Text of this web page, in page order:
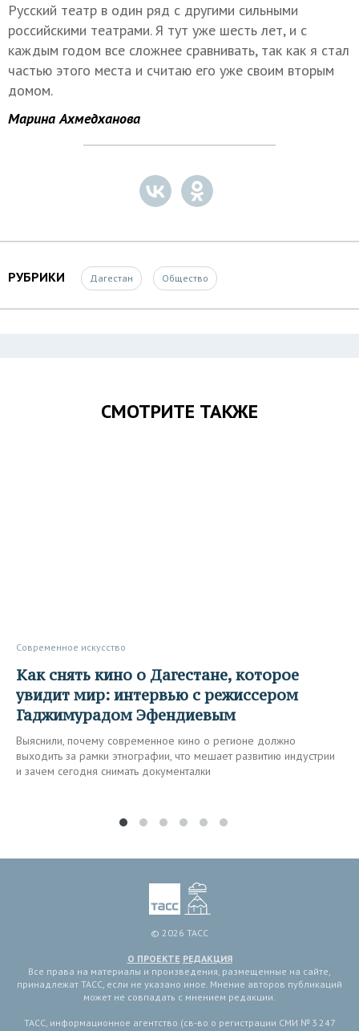
Русский театр в один ряд с другими сильными
российскими театрами. Я тут уже шесть лет, и с
каждым годом все сложнее сравнивать, так как я стал
частью этого места и считаю его уже своим вторым
домом.
Марина Ахмедханова
РУБРИКИ Дагестан Общество
СМОТРИТЕ ТАКЖЕ
Современное искусство
Как снять кино о Дагестане, которое
увидит мир: интервью с режиссером
Гаджимурадом Эфендиевым
Выяснили, почему современное кино о регионе должно
выходить за рамки этнографии, что мешает развитию индустрии
и зачем сегодня снимать документалки
© 2026 ТАСС
О ПРОЕКТЕ РЕДАКЦИЯ
Все права на материалы и произведения, размещенные на сайте,
принадлежат ТАСС, если не указано иное. Мнение авторов публикаций
может не совпадать с мнением редакции.
ТАСС, информационное агентство (св-во о регистрации СМИ № 3 247